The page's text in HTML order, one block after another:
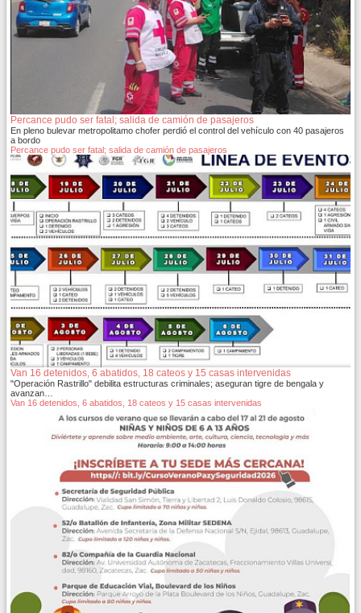
Percance pudo ser fatal; salida de camión de pasajeros
En pleno bulevar metropolitamo chofer perdió el control del vehículo con 40 pasajeros
a bordo
Percance pudo ser fatal; salida de camión de pasajeros
Van 16 detenidos, 6 abatidos, 18 cateos y 15 casas intervenidas
"Operación Rastrillo" debilita estructuras criminales; aseguran tigre de bengala y
avanzan…
Van 16 detenidos, 6 abatidos, 18 cateos y 15 casas intervenidas